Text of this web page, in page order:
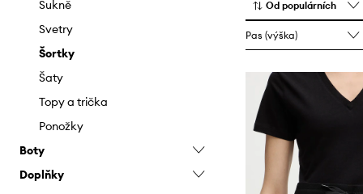
Sukně
Svetry
Šortky
Šaty
Topy a trička
Ponožky
Boty
Baleríny
Doplňky
Od populárních
Pas (výška)